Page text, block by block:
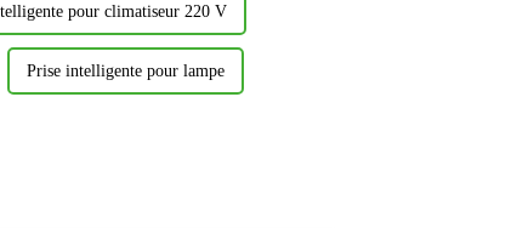
pour climatiseur 220 V
Prise intelligente pour lampe